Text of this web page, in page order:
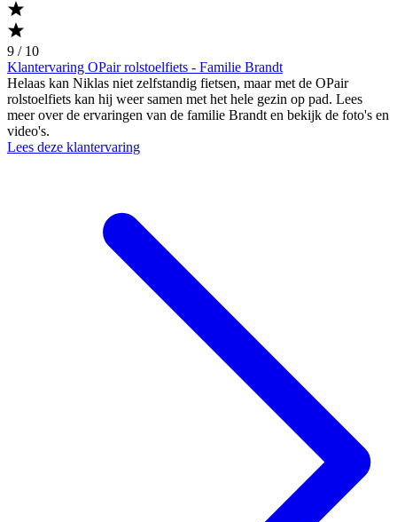
9 / 10
Klantervaring OPair rolstoelfiets - Familie Brandt
Helaas kan Niklas niet zelfstandig fietsen, maar met de OPair
rolstoelfiets kan hij weer samen met het hele gezin op pad. Lees
meer over de ervaringen van de familie Brandt en bekijk de foto's en
video's.
Lees deze klantervaring